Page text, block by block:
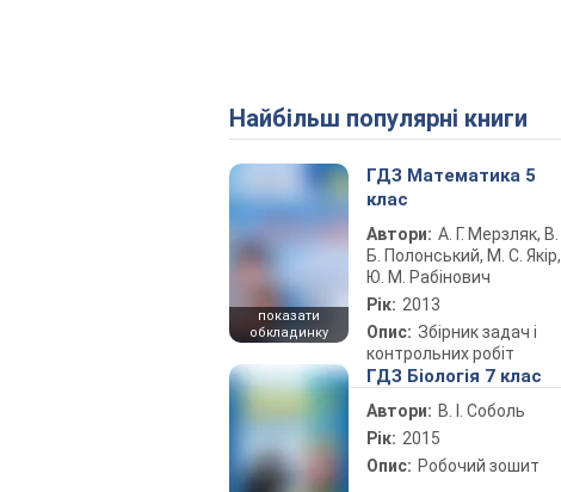
Найбільш популярні книги
показати
обкладинку
ГДЗ Математика 5
клас
Автори: А. Г. Мерзляк, В.
Б. Полонський, М. С. Якір,
Ю. М. Рабінович
Рік: 2013
Опис: Збірник задач і
контрольних робіт
ГДЗ Біологія 7 клас
Автори: В. І. Соболь
Рік: 2015
Опис: Робочий зошит